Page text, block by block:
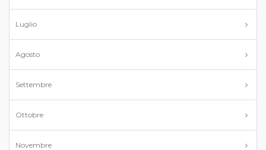
Luglio
Agosto
Settembre
Ottobre
Novembre